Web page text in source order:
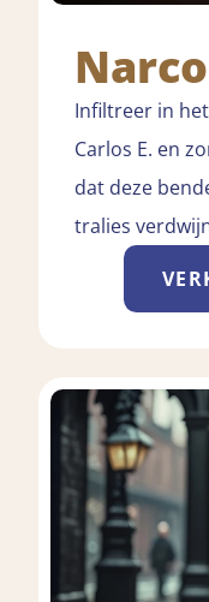
Infiltreer in
Carlos E. en
dat deze
tralies